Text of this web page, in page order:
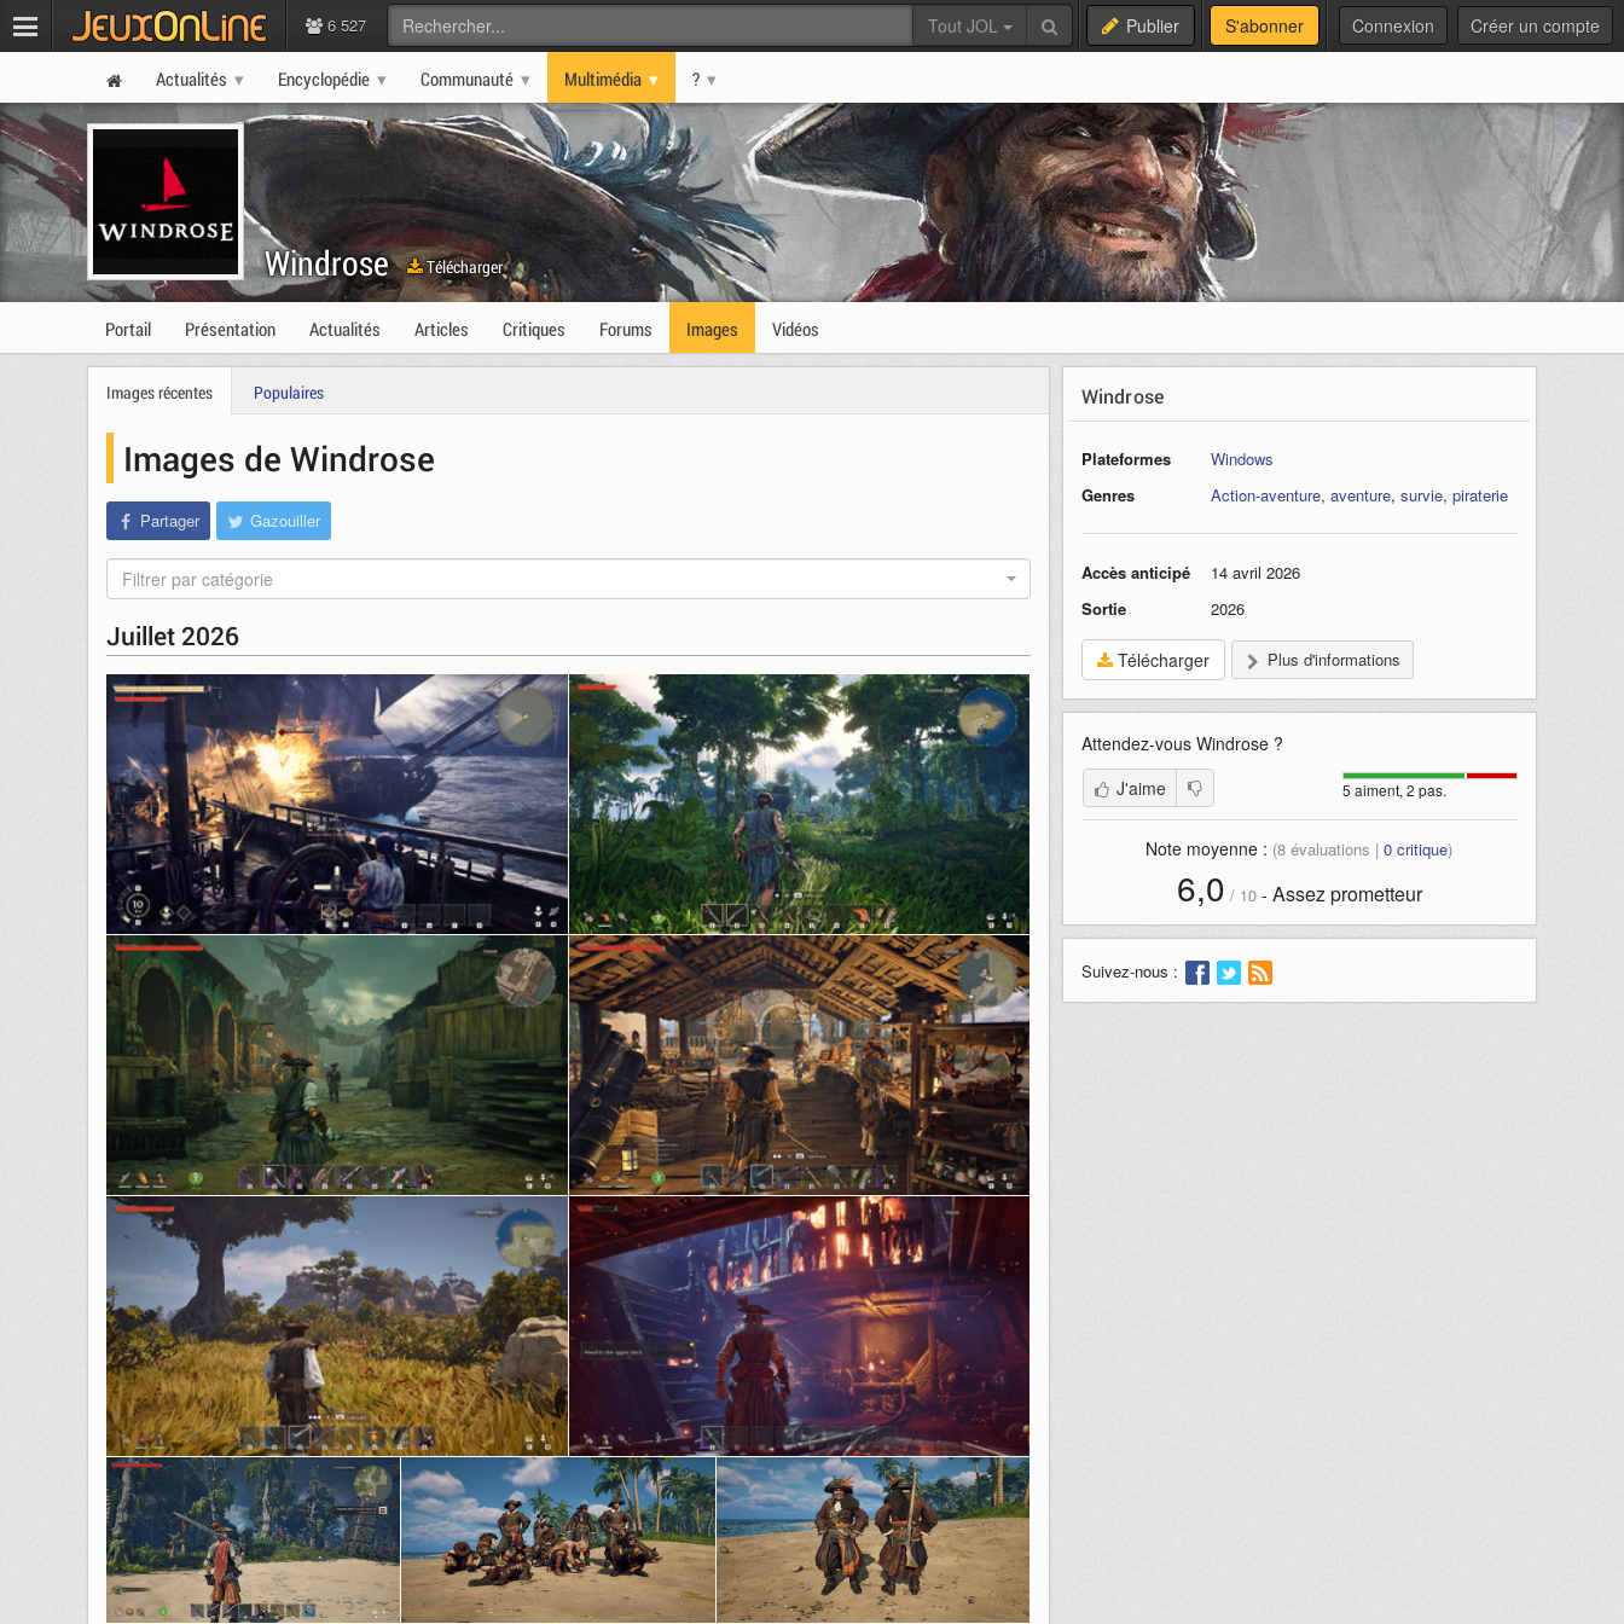
6 527 Tout JOL Publier S'abonner Connexion Créer un compte
Actualités Encyclopédie Communauté Multimédia ?
Windrose Télécharger
Portail Présentation Actualités Articles Critiques Forums Images Vidéos
Images récentes Populaires
Images de Windrose
Partager Gazouiller
Filtrer par catégorie
Juillet 2026
Windrose
Plateformes
Windows
Genres
Action-aventure, aventure, survie, piraterie
Accès anticipé
14 avril 2026
Sortie
2026
Télécharger Plus d'informations
Attendez-vous Windrose?
5 aiment, 2 pas.
J'aime
Note moyenne : (8 évaluations |0 critique)
6,0 / 10- Assez prometteur
Suivez-nous :